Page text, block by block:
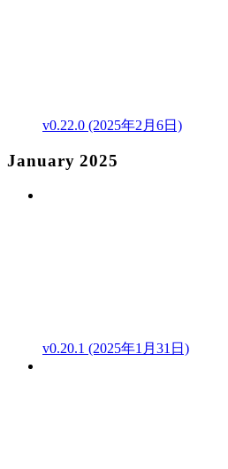
v0.22.0 (2025年2月6日)
January 2025
v0.20.1 (2025年1月31日)